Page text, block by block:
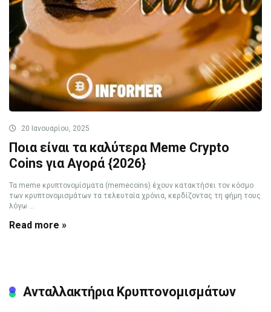
20 Ιανουαρίου, 2025
Ποια είναι τα καλύτερα Meme Crypto
Coins για Αγορά {2026}
Τα meme κρυπτονομίσματα (memecoins) έχουν κατακτήσει τον κόσμο
των κρυπτονομισμάτων τα τελευταία χρόνια, κερδίζοντας τη φήμη τους
λόγω ...
Read more »
Ανταλλακτήρια Κρυπτονομισμάτων